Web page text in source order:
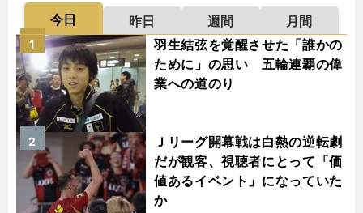
今日 昨日 週間
月間
羽生結弦を覚醒させた「誰かの
ために」の思い 五輪連覇の偉
業への道のり
1
Ｊリーグ開幕戦は白熱の逆転劇
だが観客、視聴者にとって「価
値あるイベント」になっていた
か
2